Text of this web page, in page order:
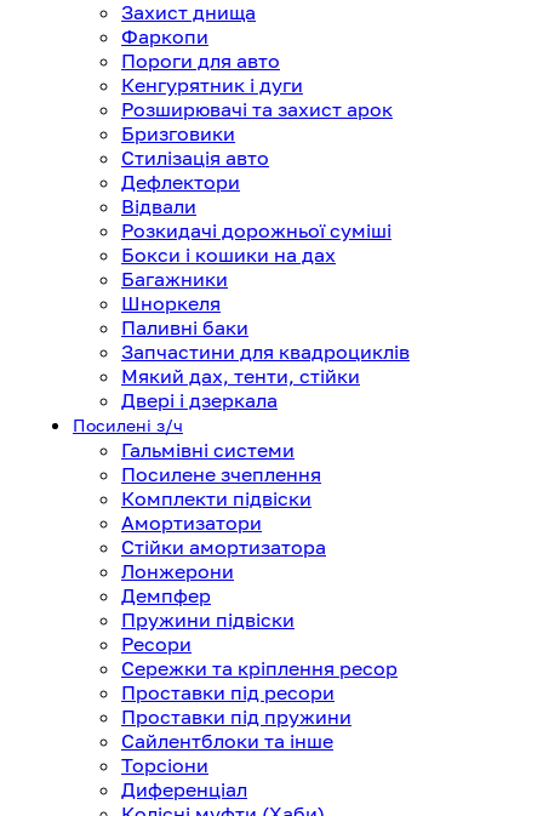
Захист днища
Фаркопи
Пороги для авто
Кенгурятник і дуги
Розширювачі та захист арок
Бризговики
Стилізація авто
Дефлектори
Відвали
Розкидачі дорожньої суміші
Бокси і кошики на дах
Багажники
Шноркеля
Паливні баки
Запчастини для квадроциклів
Мякий дах, тенти, стійки
Двері і дзеркала
Посилені з/ч
Гальмівні системи
Посилене зчеплення
Комплекти підвіски
Амортизатори
Стійки амортизатора
Лонжерони
Демпфер
Пружини підвіски
Ресори
Сережки та кріплення ресор
Проставки під ресори
Проставки під пружини
Сайлентблоки та інше
Торсіони
Диференціал